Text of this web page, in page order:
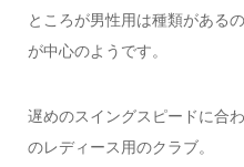
ところが男性用は種類がある
が中心のようです。
遅めのスイングスピードに合
のレディース用のクラブ。